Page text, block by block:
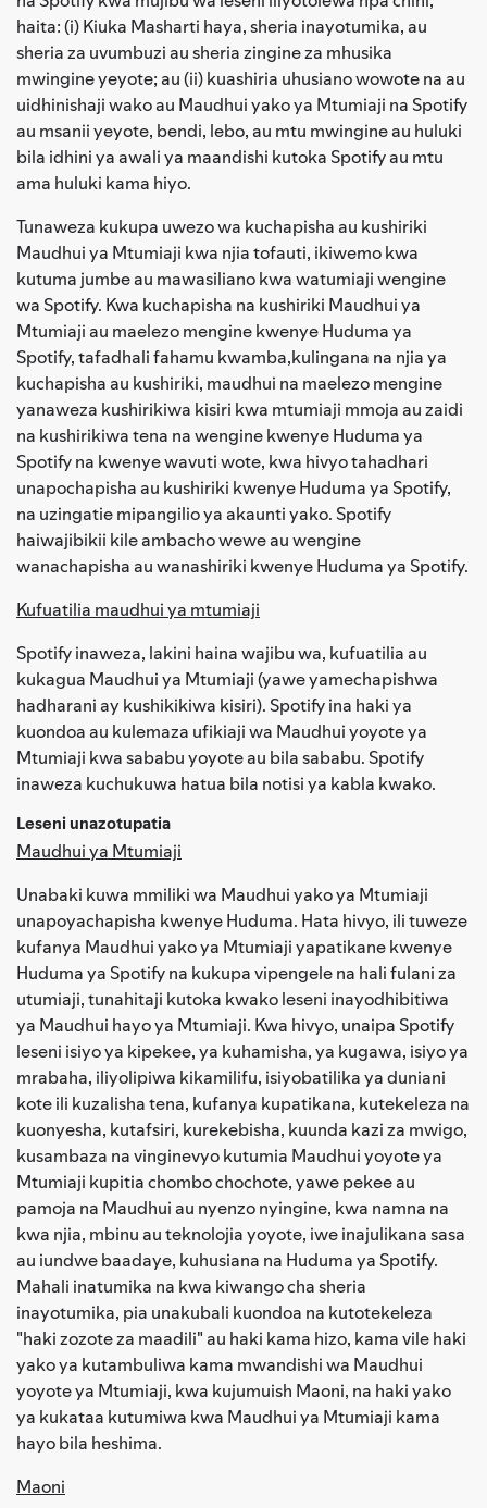
haita: (i) Kiuka Masharti haya, sheria inayotumika, au
sheria za uvumbuzi au sheria zingine za mhusika
mwingine yeyote; au (ii) kuashiria uhusiano wowote na au
uidhinishaji wako au Maudhui yako ya Mtumiaji na Spotify
au msanii yeyote, bendi, lebo, au mtu mwingine au huluki
bila idhini ya awali ya maandishi kutoka Spotify au mtu
ama huluki kama hiyo.
Tunaweza kukupa uwezo wa kuchapisha au kushiriki
Maudhui ya Mtumiaji kwa njia tofauti, ikiwemo kwa
kutuma jumbe au mawasiliano kwa watumiaji wengine
wa Spotify. Kwa kuchapisha na kushiriki Maudhui ya
Mtumiaji au maelezo mengine kwenye Huduma ya
Spotify, tafadhali fahamu kwamba,kulingana na njia ya
kuchapisha au kushiriki, maudhui na maelezo mengine
yanaweza kushirikiwa kisiri kwa mtumiaji mmoja au zaidi
na kushirikiwa tena na wengine kwenye Huduma ya
Spotify na kwenye wavuti wote, kwa hivyo tahadhari
unapochapisha au kushiriki kwenye Huduma ya Spotify,
na uzingatie mipangilio ya akaunti yako. Spotify
haiwajibikii kile ambacho wewe au wengine
wanachapisha au wanashiriki kwenye Huduma ya Spotify.
Kufuatilia maudhui ya mtumiaji
Spotify inaweza, lakini haina wajibu wa, kufuatilia au
kukagua Maudhui ya Mtumiaji (yawe yamechapishwa
hadharani ay kushikikiwa kisiri). Spotify ina haki ya
kuondoa au kulemaza ufikiaji wa Maudhui yoyote ya
Mtumiaji kwa sababu yoyote au bila sababu. Spotify
inaweza kuchukuwa hatua bila notisi ya kabla kwako.
Leseni unazotupatia
Maudhui ya Mtumiaji
Unabaki kuwa mmiliki wa Maudhui yako ya Mtumiaji
unapoyachapisha kwenye Huduma. Hata hivyo, ili tuweze
kufanya Maudhui yako ya Mtumiaji yapatikane kwenye
Huduma ya Spotify na kukupa vipengele na hali fulani za
utumiaji, tunahitaji kutoka kwako leseni inayodhibitiwa
ya Maudhui hayo ya Mtumiaji. Kwa hivyo, unaipa Spotify
leseni isiyo ya kipekee, ya kuhamisha, ya kugawa, isiyo ya
mrabaha, iliyolipiwa kikamilifu, isiyobatilika ya duniani
kote ili kuzalisha tena, kufanya kupatikana, kutekeleza na
kuonyesha, kutafsiri, kurekebisha, kuunda kazi za mwigo,
kusambaza na vinginevyo kutumia Maudhui yoyote ya
Mtumiaji kupitia chombo chochote, yawe pekee au
pamoja na Maudhui au nyenzo nyingine, kwa namna na
kwa njia, mbinu au teknolojia yoyote, iwe inajulikana sasa
au iundwe baadaye, kuhusiana na Huduma ya Spotify.
Mahali inatumika na kwa kiwango cha sheria
inayotumika, pia unakubali kuondoa na kutotekeleza
"haki zozote za maadili" au haki kama hizo, kama vile haki
yako ya kutambuliwa kama mwandishi wa Maudhui
yoyote ya Mtumiaji, kwa kujumuish Maoni, na haki yako
ya kukataa kutumiwa kwa Maudhui ya Mtumiaji kama
hayo bila heshima.
Maoni